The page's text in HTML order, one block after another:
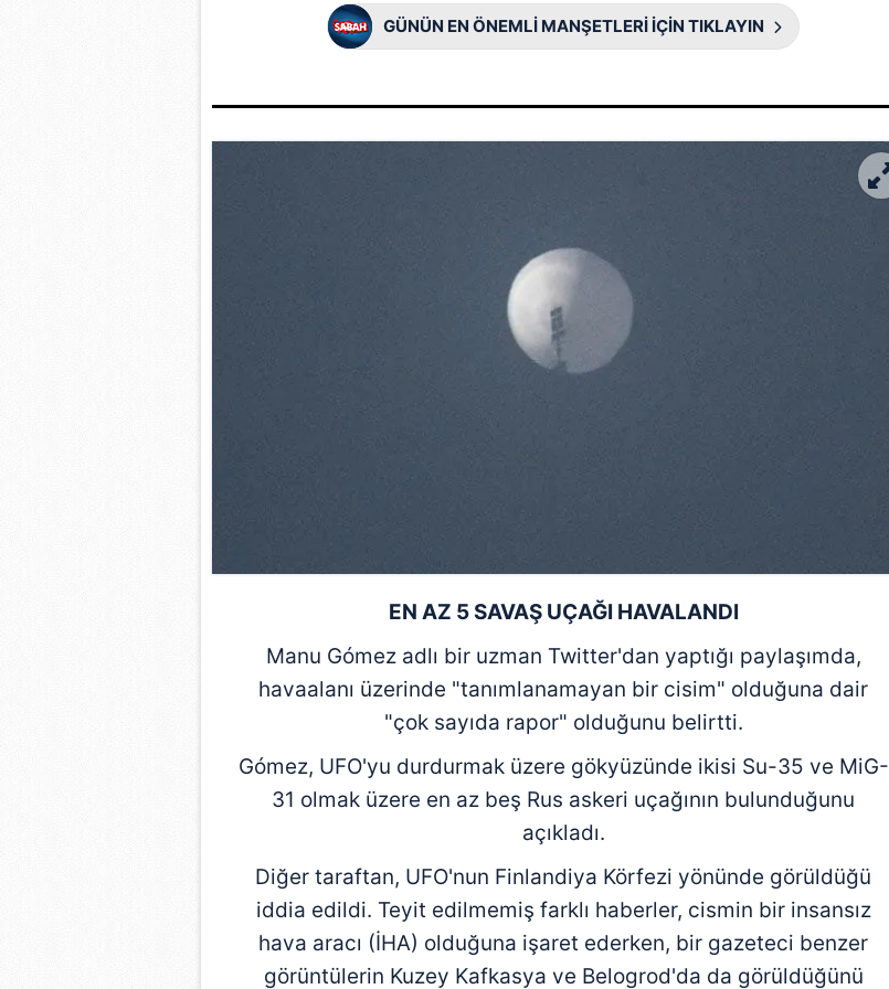
mevzuata uygun olarak kullanılan çerezlerle ilgili bilgi almak için lütfen
GÜNÜN EN ÖNEMLİ MANŞETLERİ İÇİN TIKLAYIN
EN AZ 5 SAVAŞ UÇAĞI HAVALANDI
Manu Gómez adlı bir uzman Twitter'dan yaptığı paylaşımda,
havaalanı üzerinde "tanımlanamayan bir cisim" olduğuna dair
"çok sayıda rapor" olduğunu belirtti.
Gómez, UFO'yu durdurmak üzere gökyüzünde ikisi Su-35 ve MiG-
31 olmak üzere en az beş Rus askeri uçağının bulunduğunu
açıkladı.
Diğer taraftan, UFO'nun Finlandiya Körfezi yönünde görüldüğü
iddia edildi. Teyit edilmemiş farklı haberler, cismin bir insansız
hava aracı (İHA) olduğuna işaret ederken, bir gazeteci benzer
görüntülerin Kuzey Kafkasya ve Belogrod'da da görüldüğünü